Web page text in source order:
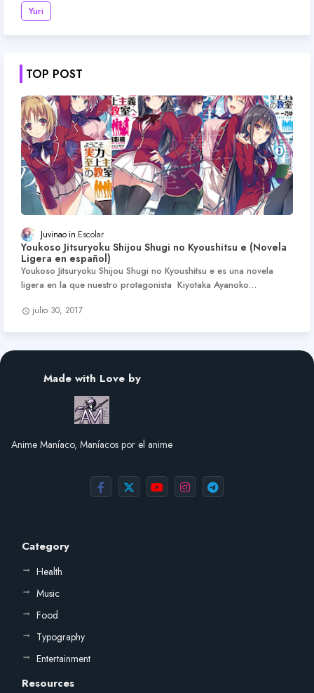
Yuri
TOP POST
Juvinao Escolar
Youkoso Jitsuryoku Shijou Shugi no Kyoushitsu e (Novela
Ligera en español)
Youkoso Jitsuryoku Shijou Shugi no Kyoushitsu e es una novela
ligera en la que nuestro protagonista Kiyotaka Ayanoko…
julio 30, 2017
Made with Love by
Anime Maníaco, Maníacos por el anime
Category
Health
Music
Food
Typography
Entertainment
Resources